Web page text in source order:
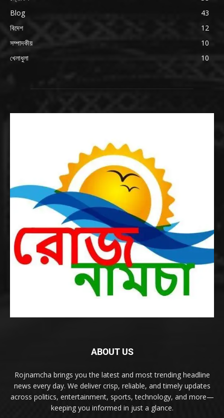
Blog
43
বিদেশ
12
সম্পাদকীয়
10
খেলাধুলা
10
ABOUT US
Rojnamcha brings you the latest and most trending headline
news every day. We deliver crisp, reliable, and timely updates
across politics, entertainment, sports, technology, and more—
keeping you informed in just a glance.